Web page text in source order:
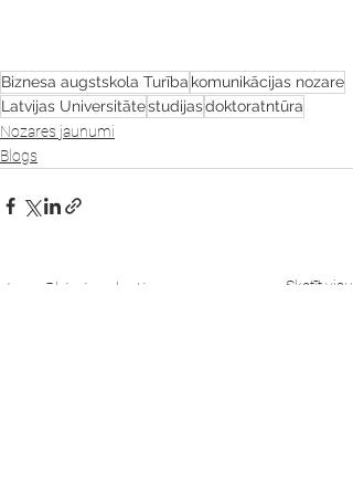
Biznesa augstskola Turība komunikācijas nozare
Latvijas Universitātestudijasdoktoratntūra
Nozares jaunumi
Blogs
Jaunākie ieraksti Skatīt visu